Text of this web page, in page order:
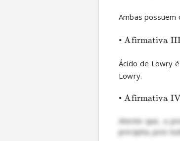
Ambas possuem
• Afirmativa
Ácido de Lowry
Lowry.
• Afirmativa
Atente que, a
precipita, pois